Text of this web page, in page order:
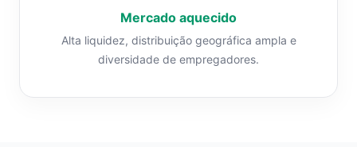
Mercado aquecido
Alta liquidez, distribuição geográfica ampla e
diversidade de empregadores.